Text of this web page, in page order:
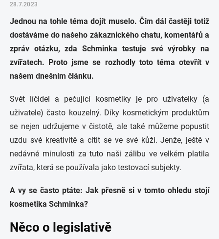
28.7.2023
Jednou na tohle téma dojít muselo. Čím dál častěji totiž
dostáváme do našeho zákaznického chatu, komentářů a
zpráv otázku, zda Schminka testuje své výrobky na
zvířatech. Proto jsme se rozhodly toto téma otevřít v
našem dnešním článku.
Svět líčidel a pečující kosmetiky je pro uživatelky (a
uživatele) často kouzelný. Díky kosmetickým produktům
se nejen udržujeme v čistotě, ale také můžeme popustit
uzdu své kreativitě a cítit se ve své kůži. Jenže, ještě v
nedávné minulosti za tuto naši zálibu ve velkém platila
zvířata, která se používala jako testovací subjekty.
A vy se často ptáte: Jak přesně si v tomto ohledu stojí
kosmetika Schminka?
Něco o legislativě